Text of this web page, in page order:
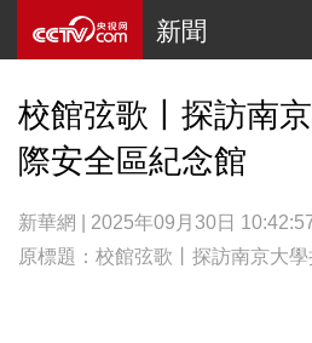
新聞
校館弦歌丨探訪南
際安全區紀念館
新華網 | 2025年09月30日
原標題：校館弦歌丨探訪南京大